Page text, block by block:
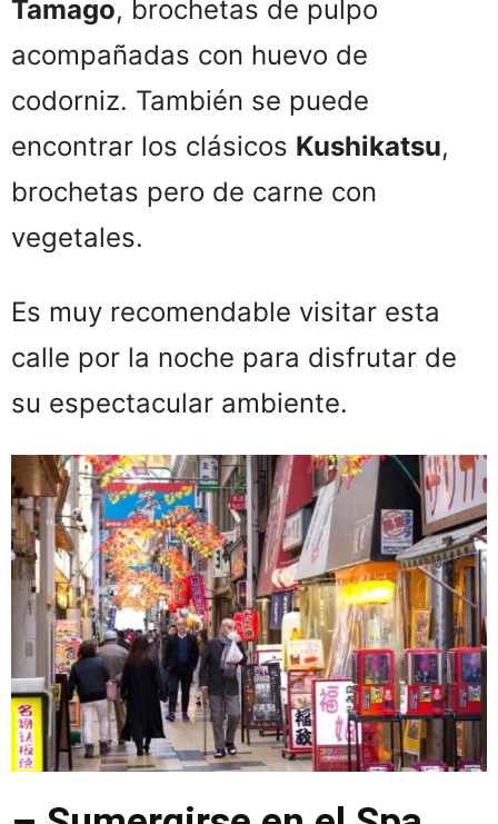
Tamago, brochetas de pulpo
acompañadas con huevo de
codorniz. También se puede
encontrar los clásicos Kushikatsu,
brochetas pero de carne con
vegetales.
Es muy recomendable visitar esta
calle por la noche para disfrutar de
su espectacular ambiente.